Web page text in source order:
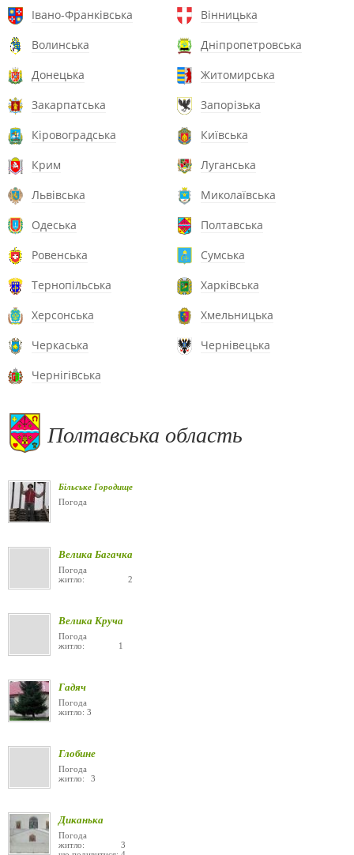
Івано-Франківська
Вінницька
Волинська
Дніпропетровська
Донецька
Житомирська
Закарпатська
Запорізька
Кіровоградська
Київська
Крим
Луганська
Львівська
Миколаївська
Одеська
Полтавська
Ровенська
Сумська
Тернопільська
Харківська
Херсонська
Хмельницька
Черкаська
Чернівецька
Чернігівська
Полтавська область
Більське Городище
Погода
Велика Багачка
Погода
житло: 2
Велика Круча
Погода
житло: 1
Гадяч
Погода
житло: 3
Глобине
Погода
житло: 3
Диканька
Погода
житло: 3